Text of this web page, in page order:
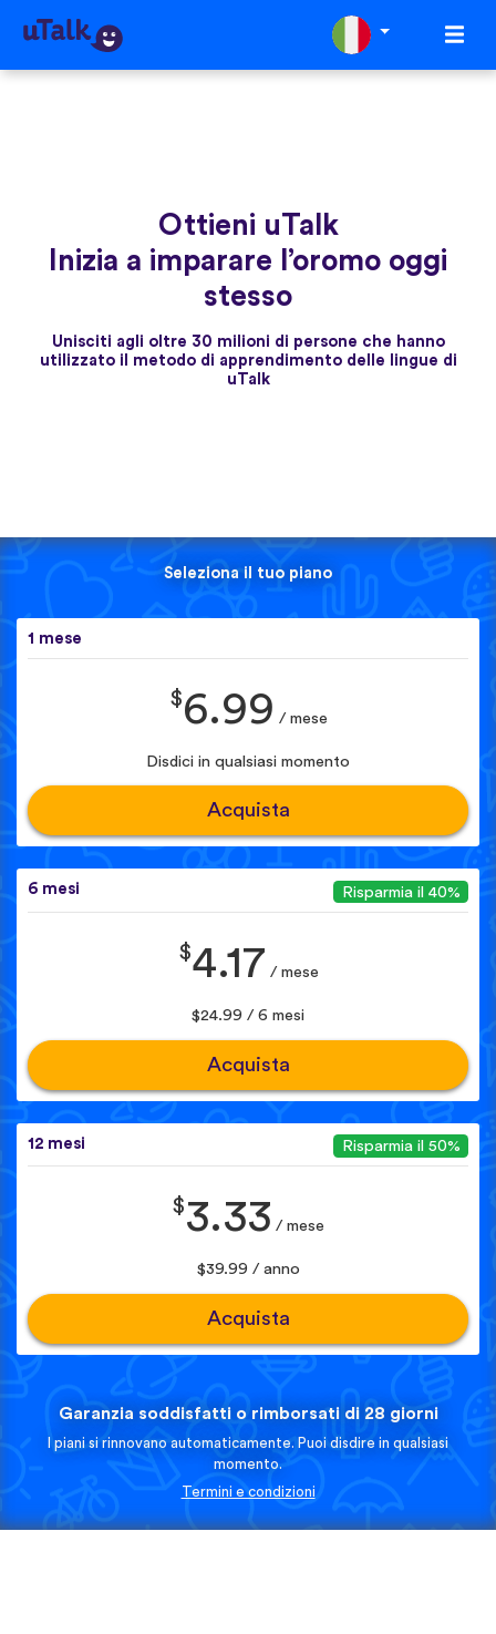
Ottieni uTalk
Inizia a imparare l’oromo oggi
stesso
Unisciti agli oltre 30 milioni di persone che hanno
utilizzato il metodo di apprendimento delle lingue di
uTalk
Seleziona il tuo piano
1 mese
$6.99 / mese
Disdici in qualsiasi momento
Acquista
6 mesi Risparmia il 40%
$4.17 / mese
$24.99 / 6 mesi
Acquista
12 mesi Risparmia il 50%
$3.33 / mese
$39.99 / anno
Acquista
Garanzia soddisfatti o rimborsati di 28 giorni
I piani si rinnovano automaticamente. Puoi disdire in qualsiasi
momento.
Termini e condizioni